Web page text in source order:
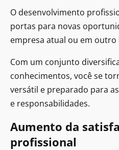
O desenvolvimento
portas para novas
empresa atual ou em outro
Com um conjunto
conhecimentos, você se
versátil e preparado para
e responsabilidades.
Aumento da
profissional